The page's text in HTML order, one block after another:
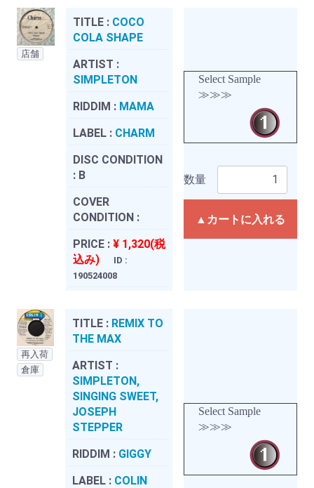
店舗
TITLE : COCO
COLA SHAPE
ARTIST :
SIMPLETON
RIDDIM : MAMA
LABEL : CHARM
DISC CONDITION
: B
COVER
CONDITION :
PRICE : ¥ 1,320(税
込み)
ID :
190524008
Select Sample
≫≫≫
数量
▲カートに入れる
再入荷
倉庫
TITLE : REMIX TO
THE MAX
ARTIST :
SIMPLETON,
SINGING SWEET,
JOSEPH
STEPPER
RIDDIM : GIGGY
LABEL : COLIN
Select Sample
≫≫≫